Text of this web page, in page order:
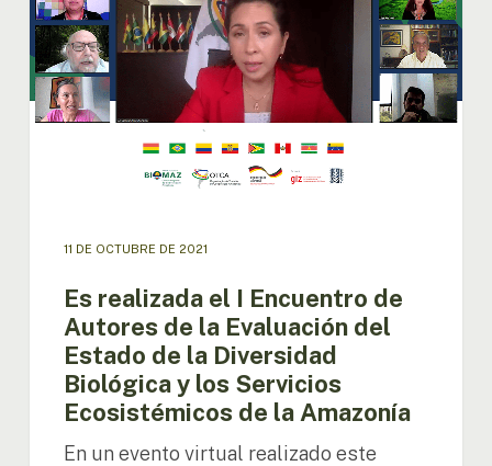
Encuentro
de
Autores
de
la
Diversidad
Servicios
Ecosistémicos
Amazonía
11 DE OCTUBRE DE 2021
Es realizada el I Encuentro de
Autores de la Evaluación del
Estado de la Diversidad
Biológica y los Servicios
Ecosistémicos de la Amazonía
En un evento virtual realizado este